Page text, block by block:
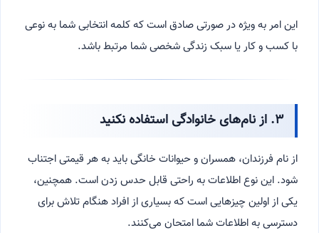
این امر به ویژه در صورتی صادق است که کلمه انتخابی شما به نوعی
با کسب و کار یا سبک زندگی شخصی شما مرتبط باشد.
۳. از نام‌های خانوادگی استفاده نکنید
از نام فرزندان، همسران و حیوانات خانگی باید به هر قیمتی اجتناب
شود. این نوع اطلاعات به راحتی قابل حدس زدن است. همچنین،
یکی از اولین چیزهایی است که بسیاری از افراد هنگام تلاش برای
دسترسی به اطلاعات شما امتحان می‌کنند.